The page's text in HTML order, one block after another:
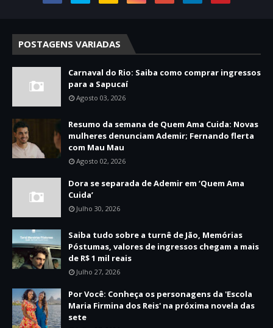
POSTAGENS VARIADAS
Carnaval do Rio: Saiba como comprar ingressos
para a Sapucaí
Agosto 03, 2026
Resumo da semana de Quem Ama Cuida: Novas
mulheres denunciam Ademir; Fernando flerta
com Mau Mau
Agosto 02, 2026
Dora se separada de Ademir em ‘Quem Ama
Cuida’
Julho 30, 2026
Saiba tudo sobre a turnê de Jão, Memórias
Póstumas, valores de ingressos chegam a mais
de R$ 1 mil reais
Julho 27, 2026
Por Você: Conheça os personagens da 'Escola
Maria Firmina dos Reis' na próxima novela das
sete